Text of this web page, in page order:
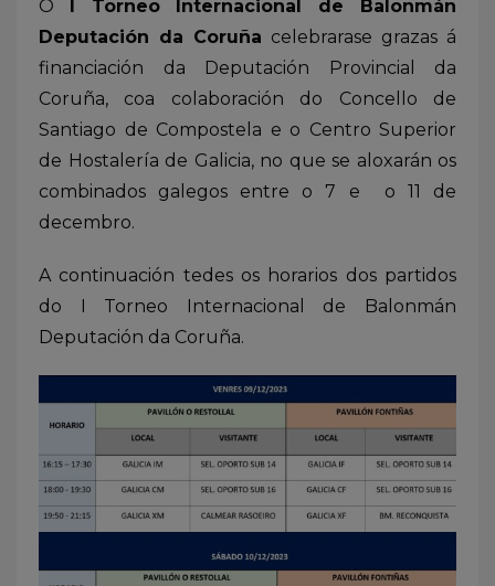
O
I Torneo Internacional de Balonmán
Deputación da Coruña celebrarase grazas á
financiación da Deputación Provincial da
Coruña, coa colaboración do Concello de
Santiago de Compostela e o Centro Superior
de Hostalería de Galicia, no que se aloxarán os
combinados galegos entre o 7 e o 11 de
decembro.
A continuación tedes os horarios dos partidos
do I Torneo Internacional de Balonmán
Deputación da Coruña.